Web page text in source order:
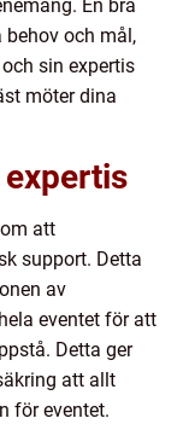
En bra
och mål,
sin expertis
möter dina
att
support. Detta
av
eventet för att
Detta ger
att allt
för eventet.